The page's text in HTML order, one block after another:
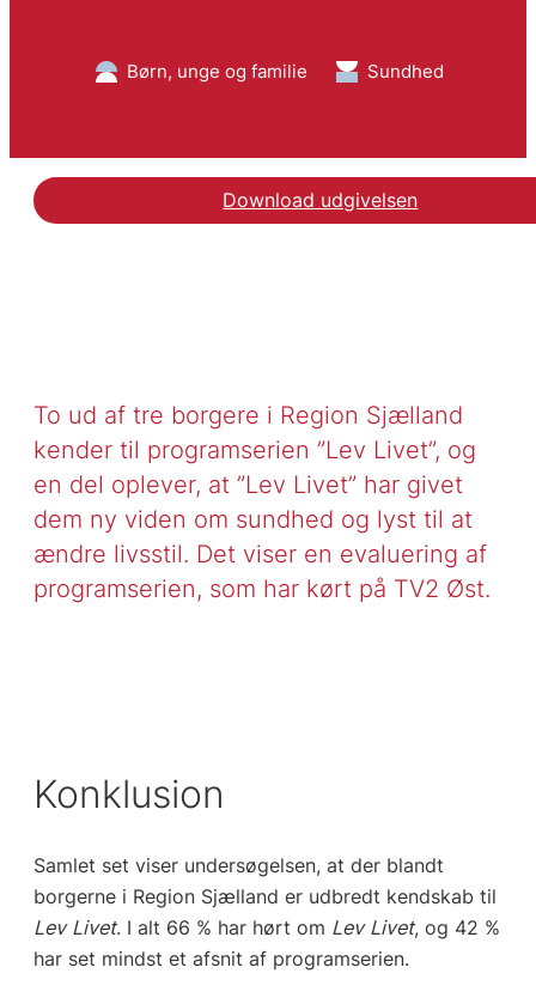
Børn, unge og familie Sundhed
Download udgivelsen
To ud af tre borgere i Region Sjælland
kender til programserien ”Lev Livet”, og
en del oplever, at ”Lev Livet” har givet
dem ny viden om sundhed og lyst til at
ændre livsstil. Det viser en evaluering af
programserien, som har kørt på TV2 Øst.
Konklusion
Samlet set viser undersøgelsen, at der blandt
borgerne i Region Sjælland er udbredt kendskab til
Lev Livet. I alt 66 % har hørt om Lev Livet, og 42 %
har set mindst et afsnit af programserien.